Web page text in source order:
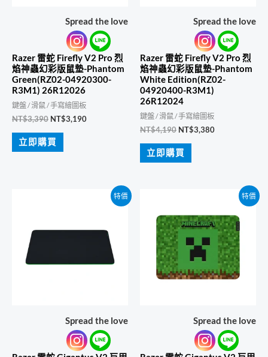
Spread the love
Razer 雷蛇 Firefly V2 Pro 烈
焰神蟲幻彩版鼠墊-Phantom
Green(RZ02-04920300-
R3M1) 26R12026
鍵盤 / 滑鼠 / 手寫繪圖板
NT$3,390 原
價
格：
NT$3,190目
立即購買
Spread the love
Razer 雷蛇 Firefly V2 Pro 烈
焰神蟲幻彩版鼠墊-Phantom
White Edition(RZ02-
04920400-R3M1)
26R12024
鍵盤 / 滑鼠 / 手寫繪圖板
NT$4,190 原
價
格：
NT$3,380目
立即購買
特價
Spread the love
特價
Spread the love